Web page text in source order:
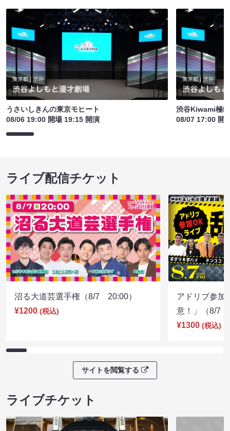
うさいしきんの東京モヒート
08/06 19:00 開場 19:15 開演
渋谷Kiwami極
08/07 17:00 開
ライブ配信チケット
沼る大道芸選手権（8/7 20:00）
¥1200 (税込)
アドリブ参加
意！」（8/7
¥1300 (税込)
サイトを閲覧する
ライブチケット